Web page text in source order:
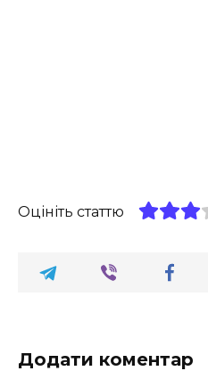
Оцініть статтю
Додати коментар